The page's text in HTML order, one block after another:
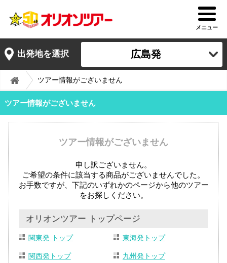
メニュー
出発地を選択 広島発
ツアー情報がございません
ツアー情報がございません
ツアー情報がございません
申し訳ございません。
ご希望の条件に該当する商品がございませんでした。
お手数ですが、下記のいずれかのページから他のツアー
をお探しください。
オリオンツアー トップページ
関東発 トップ 東海発トップ
関西発トップ 九州発トップ